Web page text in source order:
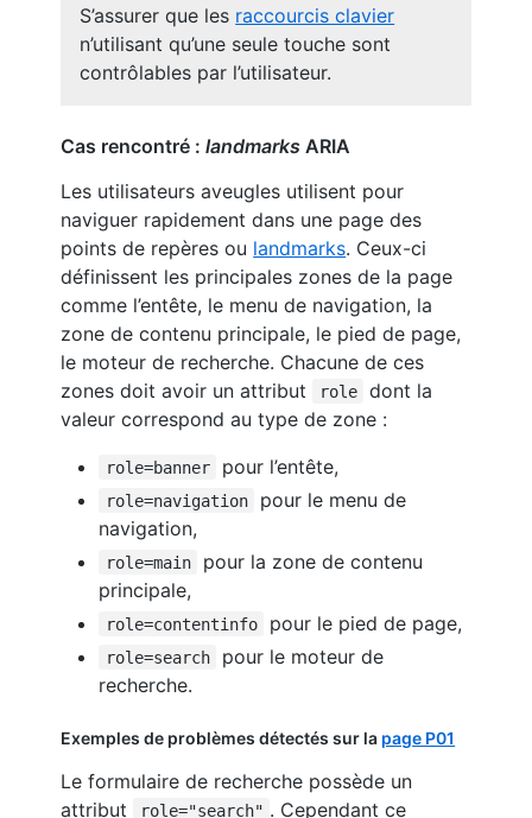
S’assurer que les raccourcis clavier
n’utilisant qu’une seule touche sont
contrôlables par l’utilisateur.
Cas rencontré :landmarks ARIA
Les utilisateurs aveugles utilisent pour
naviguer rapidement dans une page des
points de repères ou landmarks. Ceux-ci
définissent les principales zones de la page
comme l’entête, le menu de navigation, la
zone de contenu principale, le pied de page,
le moteur de recherche. Chacune de ces
zones doit avoir un attribut
role
dont la
valeur correspond au type de zone :
role=banner pour l’entête,
role=navigation
pour le menu de
navigation,
role=main
pour la zone de contenu
principale,
role=contentinfo pour le pied de page,
role=search
pour le moteur de
recherche.
Exemples de problèmes détectés sur la page P01
Le formulaire de recherche possède un
attribut
role="search" . Cependant ce